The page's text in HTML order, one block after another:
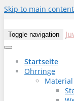
Skip to main content
Toggle navigation
Startseite
Ohrringe
Material